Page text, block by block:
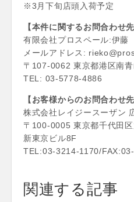
※3月下旬店頭入荷予定
【本件に関するお問合わせ先
有限会社プロスペール:伊藤
メールアドレス:
〒107-0062 東京都港区南
TEL: 03-5778-4886
【お客様からのお問合わせ先
株式会社レイジースーザン
〒100-0005 東京都千代田
新東京ビル8F
TEL:03-3214-1170/
関連する記事